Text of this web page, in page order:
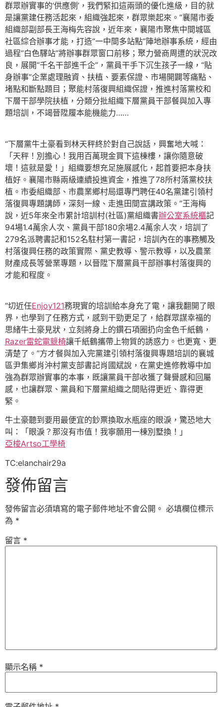
群眾辦實事的‘供應側’，我們緊扣這兩頭的優化進級，目的就
是讓黨建任務活起來，組織強起來，群眾樂起來。”襄陽市委
組織部副部長王海梅先容說，近年來，襄陽市聚焦中間城區
社區綜合辦事才能，打造“一中間多站點”陣地辦事系統，經由
過程“白色驛站”將辦事群眾窗口前移；聚力營商周遭的狀況改
良，展開“千名干部進千企”，黨員干手下沉生孩子一線，“貼
身辦事”企業處理融資、扶植、要素保證、市場開闢等痛點、
堵點和斷點題目；聚能村落復興組織保證，推進村落黨校和
下層干部學院扶植，分類分批組織下層黨員干部餐與加入專
題培訓，不竭晉陞履本能機能力……
“下層黨牛土豪看到林天秤終於對自己說話，興奮地大喊：
「天秤！別擔心！我用百萬現金買下這棟樓，讓你隨意破
壞！這就是愛！」組織要想充足施展感化，起首要把本身扶
植好。襄陽市縣兩級連續投進資金，推進了78所村落黨校扶
植。市委組織部、市農業鄉村局還專門聘任40名黨建引領村
落復興專題講師，深刻一線、走進田間宣講政策。”王海梅
說，近5年來全市累計培訓村(社區)黨組織書辦公室系統櫃記
94場1.4萬余人次、黨員干部180余場2.4萬余人次，培訓了
279名派聘書記和152名駐村第一書記，培訓內在的事務觸及
村落復興任務的政策實際、黨史教導、警示教導，以及農業
財產成長等營業專題，以晉陞下層黨員干部辦事村落復興的
才能和程度。
“切近任Enjoy121務現實的培訓給本身充了電，讓我翻開了眼
界，也學到了任務方式，感到干勁更足了，給群眾謀幸福的
思緒牛土豪見狀，立刻將身上的鑽石項圈扔向金色千紙鶴，
Razer雷蛇電競椅讓千紙鶴攜帶上物質的誘惑力。也更寬、更
清楚了。”方才餐與加入完黨建引領村落復興專題培訓的襄城
區尹集鄉肖沖村黨支部書記肖國斌說，在黨史進修教導中加
強為群眾辦實事的本事，既讓黨員干部收獲了聲譽感和回屬
感，也讓群眾、黨員和下層黨組織之間貼得更近、靠得更
緊。
牛土豪聽到要用最便宜的鈔票換取水瓶座的眼淚，驚恐地大
叫：「眼淚？那沒有市值！我寧願用一棟別墅換！」
亞梭Artso工學椅
TC:elanchair29a
發佈留言
發佈留言必須填寫的電子郵件地址不會公開。 必填欄位標示
為 *
留言 *
顯示名稱 *